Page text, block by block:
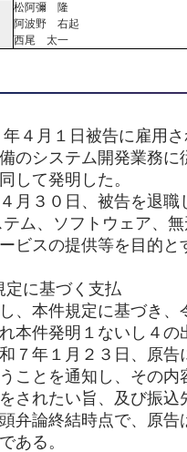
松阿彌 隆
阿波野 右起
西尾 太一
４月１日被告に雇用
のシステム開発業務
して発明した。
月３０日、被告を退職
ム、ソフトウェア、
ビスの提供等を目的と
定に基づく支払
、本件規定に基づき、
本件発明１ないし４
７年１月２３日、原告
ことを通知し、その
されたい旨、及び振
弁論終結時点で、原告
ある。